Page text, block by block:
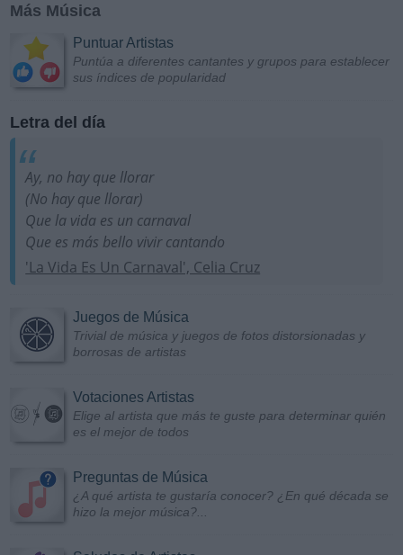
Más Música
Puntuar Artistas
Puntúa a diferentes cantantes y grupos para establecer
sus índices de popularidad
Letra del día
Ay, no hay que llorar
(No hay que llorar)
Que la vida es un carnaval
Que es más bello vivir cantando
'La Vida Es Un Carnaval', Celia Cruz
Juegos de Música
Trivial de música y juegos de fotos distorsionadas y
borrosas de artistas
Votaciones Artistas
Elige al artista que más te guste para determinar quién
es el mejor de todos
Preguntas de Música
¿A qué artista te gustaría conocer? ¿En qué década se
hizo la mejor música?...